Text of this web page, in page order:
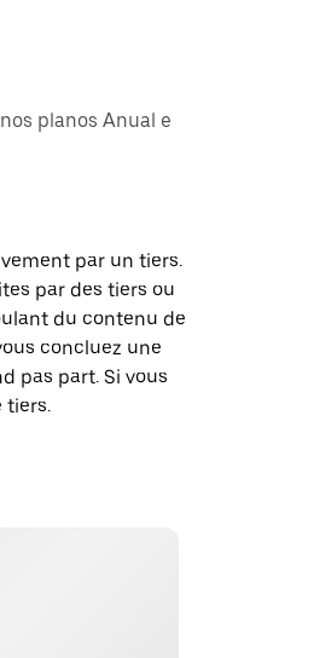
planos Anual e
par un tiers.
par des tiers ou
du contenu de
concluez une
pas part. Si vous
tiers.